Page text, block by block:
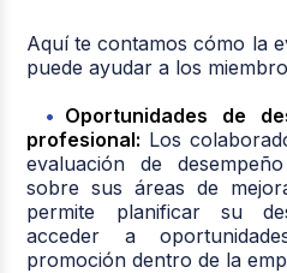
Aquí te contamos cómo la
puede ayudar a los
Oportunidades de
profesional: Los
evaluación de
sobre sus áreas de
permite planificar su
acceder a
promoción dentro de la